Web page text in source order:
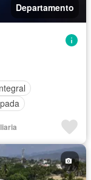
Departamento